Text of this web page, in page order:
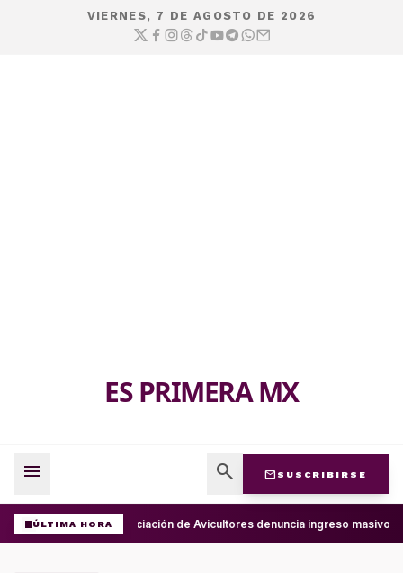
VIERNES, 7 DE AGOSTO DE 2026
ES PRIMERA MX
menu search mail SUSCRIBIRSE
ÚLTIMA HORA Asociación de Avicultores denuncia ingreso masivo